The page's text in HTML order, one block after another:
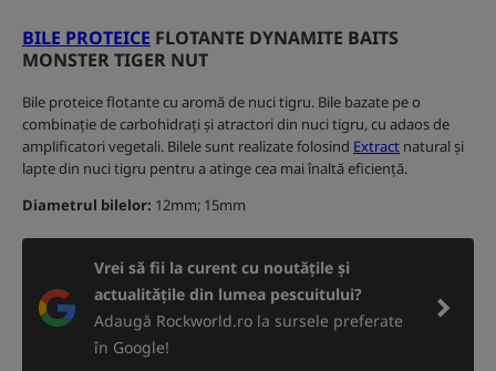
BILE PROTEICE FLOTANTE DYNAMITE BAITS
MONSTER TIGER NUT
Bile proteice flotante cu aromă de nuci tigru. Bile bazate pe o
combinație de carbohidrați și atractori din nuci tigru, cu adaos de
amplificatori vegetali. Bilele sunt realizate folosind Extract natural și
lapte din nuci tigru pentru a atinge cea mai înaltă eficiență.
Diametrul bilelor: 12mm; 15mm
Vrei să fii la curent cu noutățile și
actualitățile din lumea pescuitului?
Adaugă Rockworld.ro la sursele preferate
în Google!